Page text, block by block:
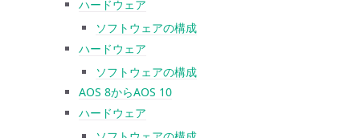
ハードウェア
ソフトウェアの構成
ハードウェア
ソフトウェアの構成
AOS 8からAOS 10
ハードウェア